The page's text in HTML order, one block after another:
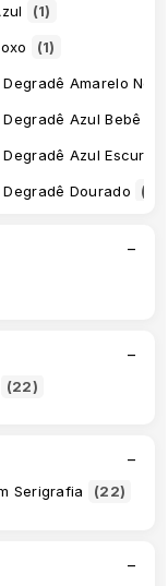
(1)
(1)
Amarelo Neon
Azul Bebê
Azul Escuro
Dourado (1)
−
−
(22)
−
Serigrafia (22)
−